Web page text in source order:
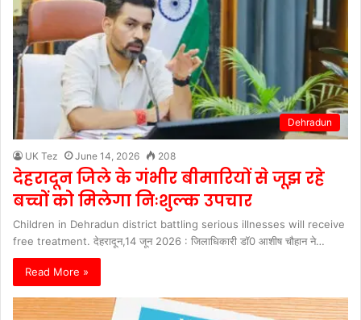
Dehradun
UK Tez June 14, 2026 208
देहरादून जिले के गंभीर बीमारियों से जूझ रहे
बच्चों को मिलेगा निःशुल्क उपचार
Children in Dehradun district battling serious illnesses will receive
free treatment. देहरादून,14 जून 2026 : जिलाधिकारी डॉ0 आशीष चौहान ने…
Read More »